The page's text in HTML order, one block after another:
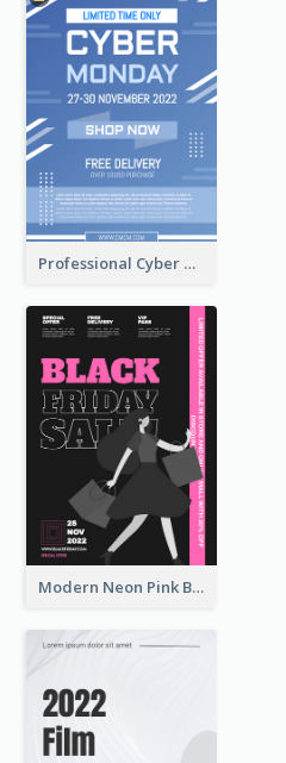
Professional Cyber Monday Free Delivery Promotion Flyer Design
Modern Neon Pink Black Friday Shopping Sale Day Flyer